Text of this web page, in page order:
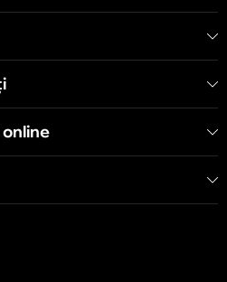
MallDova»